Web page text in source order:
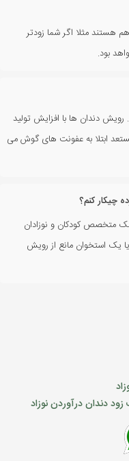
هستند مثلا اگر شما زودتر
بود.
دندان ها با افزایش تولید
ابتلا به عفونت های گوش می
چیکار کنم؟
پزشک متخصص کودکان و نوزادان
یک استخوان مانع از رویش
زود دندان درآوردن نوزاد